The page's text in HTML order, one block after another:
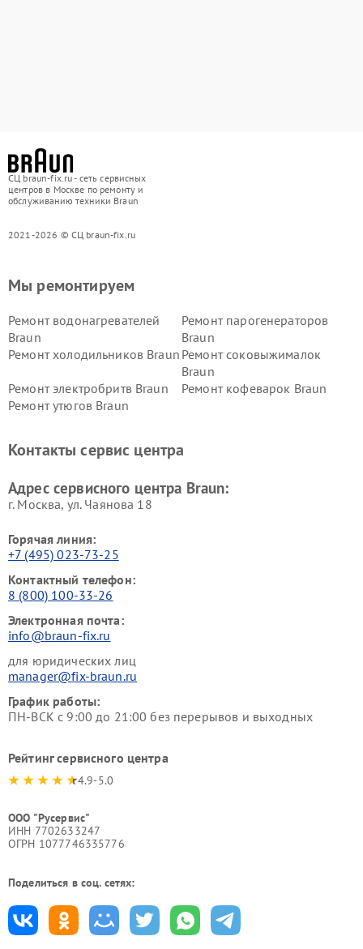
СЦ braun-fix.ru - сеть сервисных
центров в Москве по ремонту и
обслуживанию техники Braun
2021-2026 © СЦ braun-fix.ru
Мы ремонтируем
Ремонт водонагревателей
Braun
Ремонт парогенераторов
Braun
Ремонт холодильников Braun Ремонт соковыжималок
Braun
Ремонт электробритв Braun
Ремонт кофеварок Braun
Ремонт утюгов Braun
Контакты сервис центра
Адрес сервисного центра Braun:
г. Москва, ул. Чаянова 18
Горячая линия:
+7 (495) 023-73-25
Контактный телефон:
8 (800) 100-33-26
Электронная почта:
info@braun-fix.ru
для юридических лиц
manager@fix-braun.ru
График работы:
ПН-ВСК с 9:00 до 21:00 без перерывов и выходных
Рейтинг сервисного центра
4.9-5.0
ООО "Русервис"
ИНН 7702633247
ОГРН 1077746335776
Поделиться в соц. сетях: